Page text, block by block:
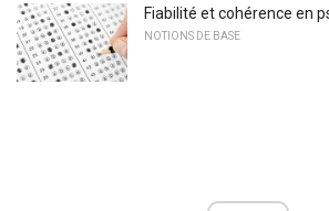
Fiabilité et cohérence en
NOTIONS DE BASE